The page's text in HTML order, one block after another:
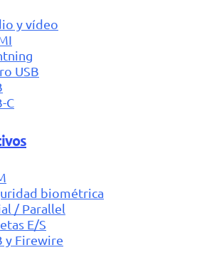
y vídeo
USB
C
biométrica
/ Parallel
E/S
y Firewire